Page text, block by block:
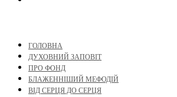
ГОЛОВНА
ДУХОВНИЙ ЗАПОВІТ
ПРО ФОНД
БЛАЖЕННІШИЙ МЕФОДІЙ
ВІД СЕРЦЯ ДО СЕРЦЯ